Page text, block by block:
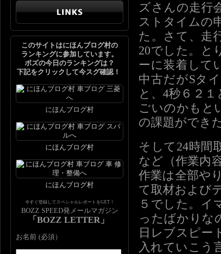
ズさんの走行
ストタイムの
た。さて、走
20でした。と
ーに装着して
中古だがSタ
と、4秒６２
ごいのかもと
の課題ができ
そして24時間
など（作業内
作業は全部や
て取材および
５でした。イ
ったばかりな
日レブスピー
入れていこう
このサイトはにほんブログ村の
ランキングに参加しています。
ボズの今日のランキングは？
下記をクリックして今スグ確認！
にほんブログ村
にほんブログ村
にほんブログ村
今すぐ登録してスペシャルレポートをGET！
BOZZ SPEED発メールマガジン
「BOZZ LETTER」
お名前 (必須）